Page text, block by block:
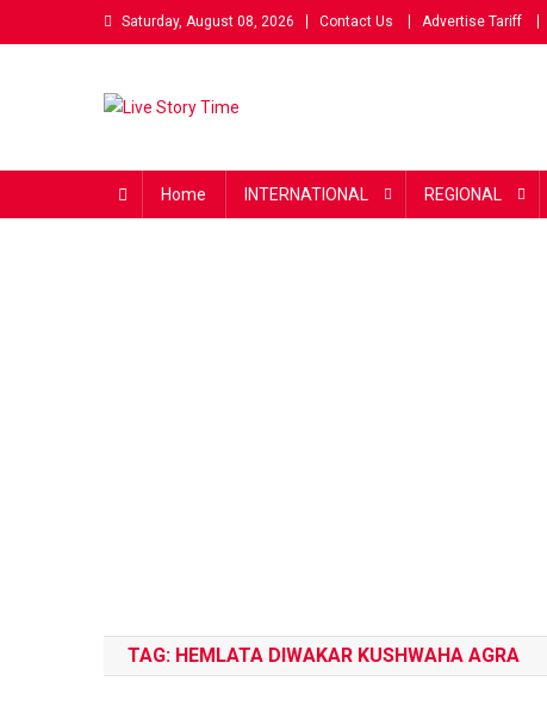
to
Saturday, August 08, 2026 Contact Us Advertise Tariff
Home INTERNATIONAL REGIONAL
TAG: HEMLATA DIWAKAR KUSHWAHA AGRA